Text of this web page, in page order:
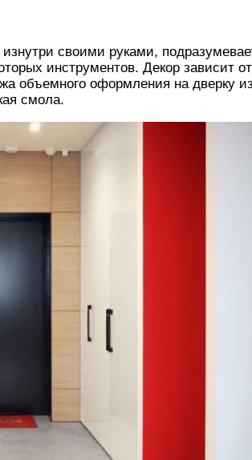
своими руками,
инструментов. Декор зависит от
объемного оформления на дверку
смола.